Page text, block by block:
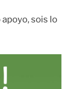
sois lo